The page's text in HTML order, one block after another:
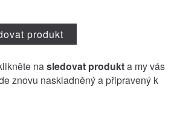
produkt
nasledovat produkta my vás
znovu naskladněný a připravený k